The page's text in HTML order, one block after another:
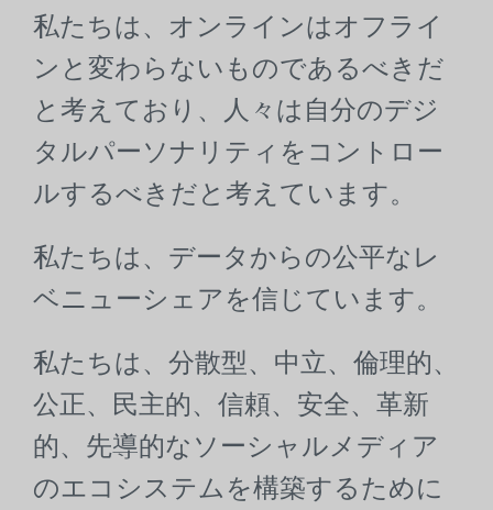
私たちは、オンラインはオフライ
ンと変わらないものであるべきだ
と考えており、人々は自分のデジ
タルパーソナリティをコントロー
ルするべきだと考えています。
私たちは、データからの公平なレ
ベニューシェアを信じています。
私たちは、分散型、中立、倫理的、
公正、民主的、信頼、安全、革新
的、先導的なソーシャルメディア
のエコシステムを構築するために